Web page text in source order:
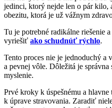
jedinci, ktorý nejde len o pár kilo,
obezitu, ktorá je už vážnym
Tu je potrebné radikálne riešenie
vyriešiť ako schudnúť rýchlo.
Tento proces nie je jednoduchý a
a pevnej vôle. Dôležitá je správna
myslenie.
Prvé kroky k úspešnému a
k úprave stravovania. Zaradiť